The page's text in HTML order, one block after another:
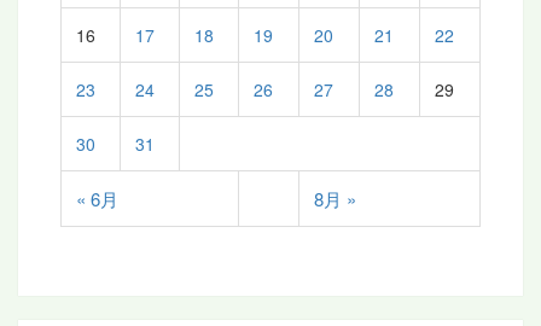
« 6月 8月 »
16 17 18 19 20 21 22
23 24 25 26 27 28 29
30 31